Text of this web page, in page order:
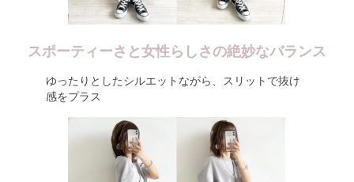
スポーティーさと女性らしさの絶妙なバランス
ゆったりとしたシルエットながら、スリットで抜け
感をプラス